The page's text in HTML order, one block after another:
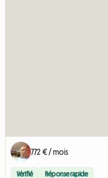
772 € / mois
Vérifié Réponse rapide